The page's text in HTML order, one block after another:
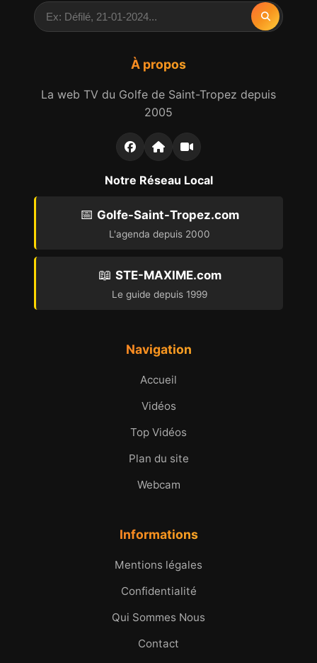
À propos
La web TV du Golfe de Saint-Tropez depuis
2005
Notre Réseau Local
📅 Golfe-Saint-Tropez.com
L'agenda depuis 2000
📖 STE-MAXIME.com
Le guide depuis 1999
Navigation
Accueil
Vidéos
Top Vidéos
Plan du site
Webcam
Informations
Mentions légales
Confidentialité
Qui Sommes Nous
Contact